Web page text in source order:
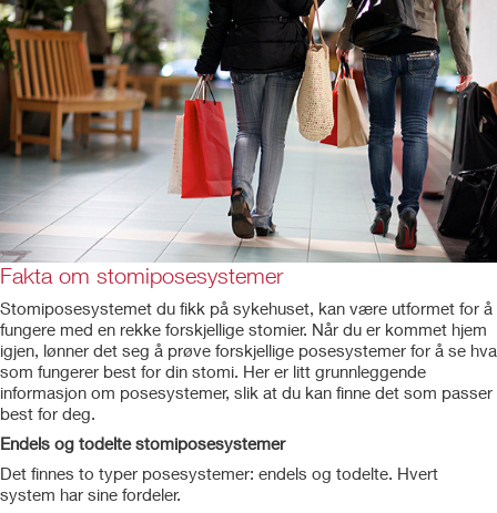
Fakta om stomiposesystemer
Stomiposesystemet du fikk på sykehuset, kan være utformet for å
fungere med en rekke forskjellige stomier. Når du er kommet hjem
igjen, lønner det seg å prøve forskjellige posesystemer for å se hva
som fungerer best for din stomi. Her er litt grunnleggende
informasjon om posesystemer, slik at du kan finne det som passer
best for deg.
Endels og todelte stomiposesystemer
Det finnes to typer posesystemer: endels og todelte. Hvert
system har sine fordeler.